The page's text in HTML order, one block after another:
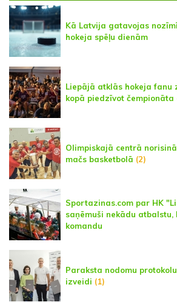
Kā Latvija gatavojas
hokeja spēļu dienām
Liepājā atklās hokeja fanu
kopā piedzīvot čempionāta
Olimpiskajā centrā
mačs basketbolā (2)
Sportazinas.com par HK
saņēmuši nekādu atbalstu,
komandu
Paraksta nodomu
izveidi (1)